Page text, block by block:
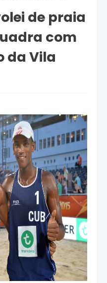
de praia
com
da Vila